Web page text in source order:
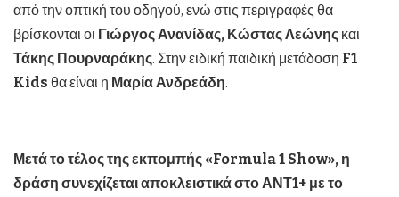
από την οπτική του οδηγού, ενώ στις περιγραφές θα
βρίσκονται οι Γιώργος Ανανίδας, Κώστας Λεώνης και
Τάκης Πουρναράκης. Στην ειδική παιδική μετάδοση F1
Kids θα είναι η Μαρία Ανδρεάδη.
Μετά το τέλος της εκπομπής «Formula 1 Show», η
δράση συνεχίζεται αποκλειστικά στο ΑΝΤ1+ με το